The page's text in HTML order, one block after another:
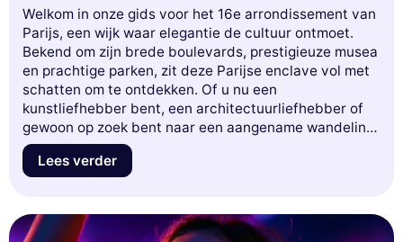
Welkom in onze gids voor het 16e arrondissement van
Parijs, een wijk waar elegantie de cultuur ontmoet.
Bekend om zijn brede boulevards, prestigieuze musea
en prachtige parken, zit deze Parijse enclave vol met
schatten om te ontdekken. Of u nu een
kunstliefhebber bent, een architectuurliefhebber of
gewoon op zoek bent naar een aangename wandeling,
het 16e arrondissement heeft voor elk wat wils. In dit
artikel onthullen we de must-sees en must-dos, van
voor een onvergetelijke reis in het hart van Parijs!
Lees verder